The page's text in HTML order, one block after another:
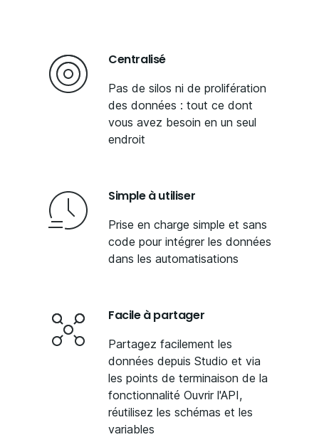
Centralisé
Pas de silos ni de prolifération
des données : tout ce dont
vous avez besoin en un seul
endroit
Simple à utiliser
Prise en charge simple et sans
code pour intégrer les données
dans les automatisations
Facile à partager
Partagez facilement les
données depuis Studio et via
les points de terminaison de la
fonctionnalité Ouvrir l'API,
réutilisez les schémas et les
variables